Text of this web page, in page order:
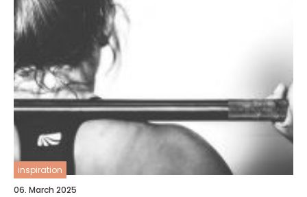
inspiration
06. March 2025